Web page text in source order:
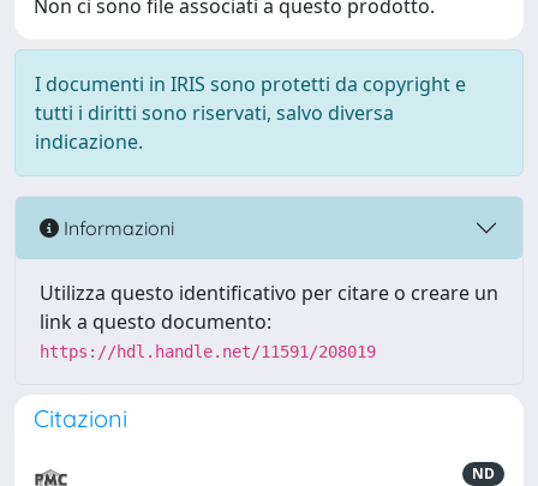
Non ci sono file associati a questo prodotto.
I documenti in IRIS sono protetti da copyright e
tutti i diritti sono riservati, salvo diversa
indicazione.
Informazioni
Utilizza questo identificativo per citare o creare un
link a questo documento:
https://hdl.handle.net/11591/208019
Citazioni
ND